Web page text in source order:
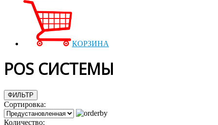
КОРЗИНА
POS СИСТЕМЫ
ФИЛЬТР
Сортировка:
Количество: